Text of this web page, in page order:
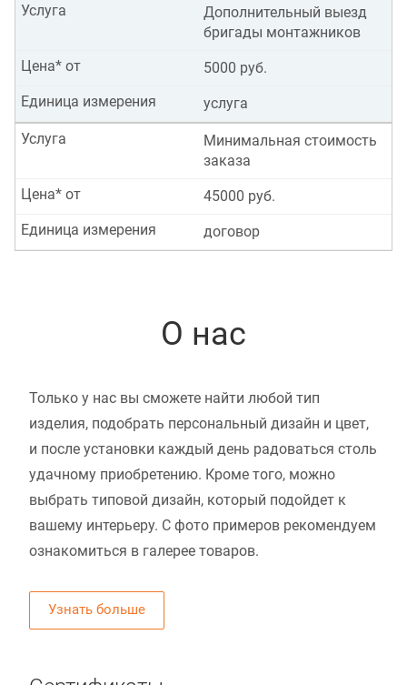
Дополнительный выезд
бригады монтажников
Услуга
5000 руб.
Цена* от
услуга
Единица измерения
Минимальная стоимость
заказа
Услуга
45000 руб.
Цена* от
договор
Единица измерения
О нас
Только у нас вы сможете найти любой тип
изделия, подобрать персональный дизайн и цвет,
и после установки каждый день радоваться столь
удачному приобретению. Кроме того, можно
выбрать типовой дизайн, который подойдет к
вашему интерьеру. С фото примеров рекомендуем
ознакомиться в галерее товаров.
Узнать больше